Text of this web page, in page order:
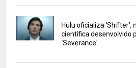
Hulu oficializa 'Shifter',
científica desenvolvido
'Severance'